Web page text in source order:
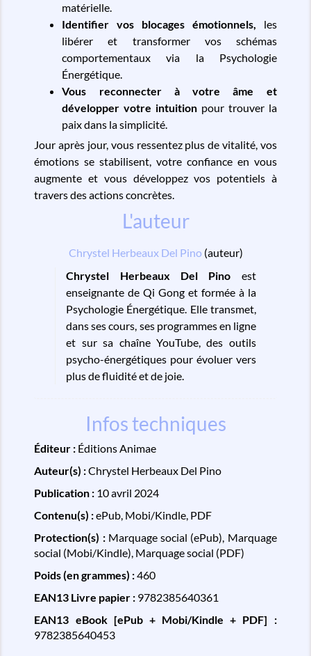
matérielle.
Identifier vos blocages émotionnels, les
libérer et transformer vos schémas
comportementaux via la Psychologie
Énergétique.
Vous reconnecter à votre âme et
développer votre intuition pour trouver la
paix dans la simplicité.
Jour après jour, vous ressentez plus de vitalité, vos
émotions se stabilisent, votre confiance en vous
augmente et vous développez vos potentiels à
travers des actions concrètes.
L'auteur
Chrystel Herbeaux Del Pino (auteur)
Chrystel Herbeaux Del Pino est
enseignante de Qi Gong et formée à la
Psychologie Énergétique. Elle transmet,
dans ses cours, ses programmes en ligne
et sur sa chaîne YouTube, des outils
psycho-énergétiques pour évoluer vers
plus de fluidité et de joie.
Infos techniques
Éditeur : Éditions Animae
Auteur(s) :Chrystel Herbeaux Del Pino
Publication : 10 avril 2024
Contenu(s) :ePub, Mobi/Kindle, PDF
Protection(s) :Marquage social (ePub), Marquage
social (Mobi/Kindle), Marquage social (PDF)
Poids (en grammes) :460
EAN13 Livre papier : 9782385640361
EAN13 eBook [ePub + Mobi/Kindle + PDF] :
9782385640453